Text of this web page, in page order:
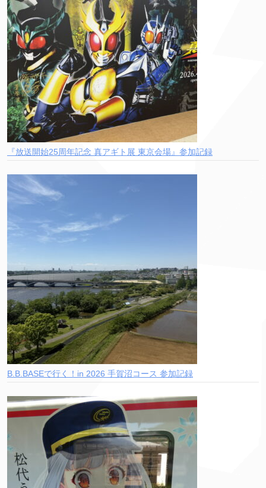
『放送開始25周年記念 真アギト展 東京会場』参加記録
B.B.BASEで行く！in 2026 手賀沼コース 参加記録